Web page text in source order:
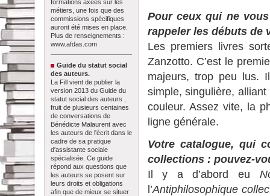
formations axées sur les
métiers, une fois que des
commissions spécifiques
auront été mises en place.
Plus de renseignements :
www.afdas.com
Guide du statut social
des auteurs.
La Fill vient de publier la
version 2013 du Guide du
statut social des auteurs ,
fruit de plusieurs centaines
de conversations de
Bénédicte Malaurent avec
les auteurs de l'écrit dans le
cadre de sa pratique
d'assistante sociale
spécialisée. Ce guide
répond aux questions que
les auteurs se posent sur
leurs droits et obligations
afin que de mieux se situer
Pour ceux qui ne
rappeler les débuts de
Les premiers livres
Zanzotto. C’est le
majeurs, trop peu lus.
simple, singulière,
couleur. Assez vite, la
ligne générale.
Votre catalogue, qui
collections : pouvez-
Il y a d’abord eu
l’Antiphilosophique